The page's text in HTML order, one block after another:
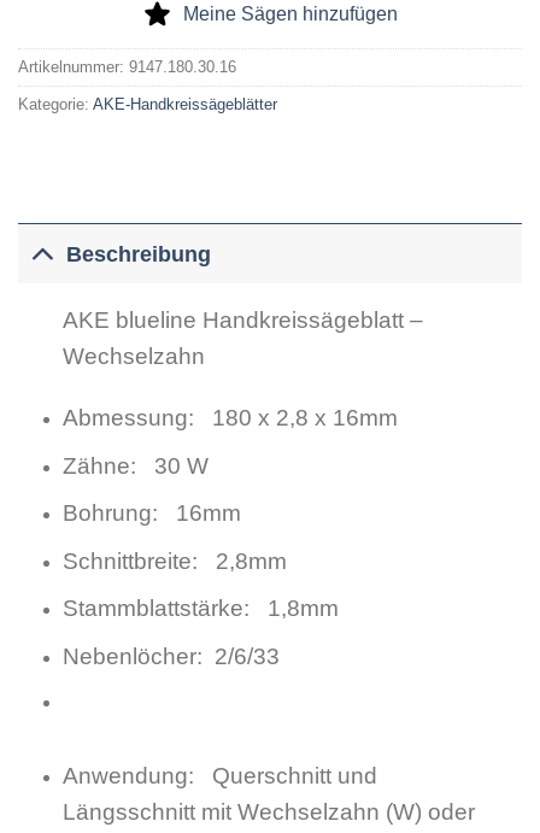
Meine Sägen hinzufügen
Artikelnummer: 9147.180.30.16
Kategorie: AKE-Handkreissägeblätter
Beschreibung
AKE blueline Handkreissägeblatt –
Wechselzahn
Abmessung: 180 x 2,8 x 16mm
Zähne: 30 W
Bohrung: 16mm
Schnittbreite: 2,8mm
Stammblattstärke: 1,8mm
Nebenlöcher: 2/6/33
Anwendung: Querschnitt und
Längsschnitt mit Wechselzahn (W) oder